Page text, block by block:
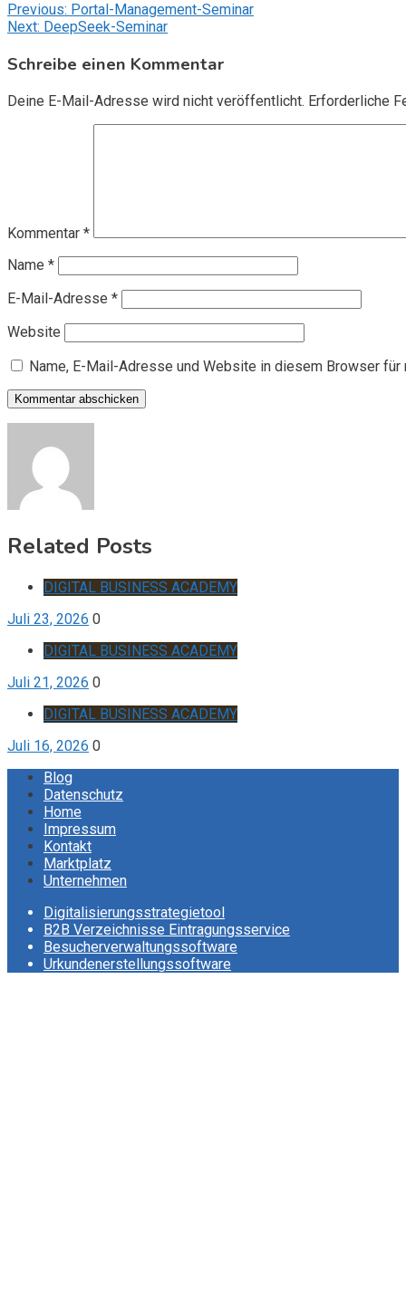
Beitragsnavigation
Previous: Portal-Management-Seminar
Next: DeepSeek-Seminar
Schreibe einen Kommentar
Deine E-Mail-Adresse wird nicht veröffentlicht. Erforderliche
Kommentar *
Name *
E-Mail-Adresse *
Website
Name, E-Mail-Adresse und Website in diesem Browser
Related Posts
DIGITAL BUSINESS ACADEMY
Juli 23, 2026 0
DIGITAL BUSINESS ACADEMY
Juli 21, 2026 0
DIGITAL BUSINESS ACADEMY
Juli 16, 2026 0
Blog
Datenschutz
Home
Impressum
Kontakt
Marktplatz
Unternehmen
Digitalisierungsstrategietool
B2B Verzeichnisse Eintragungsservice
Besucherverwaltungssoftware
Urkundenerstellungssoftware